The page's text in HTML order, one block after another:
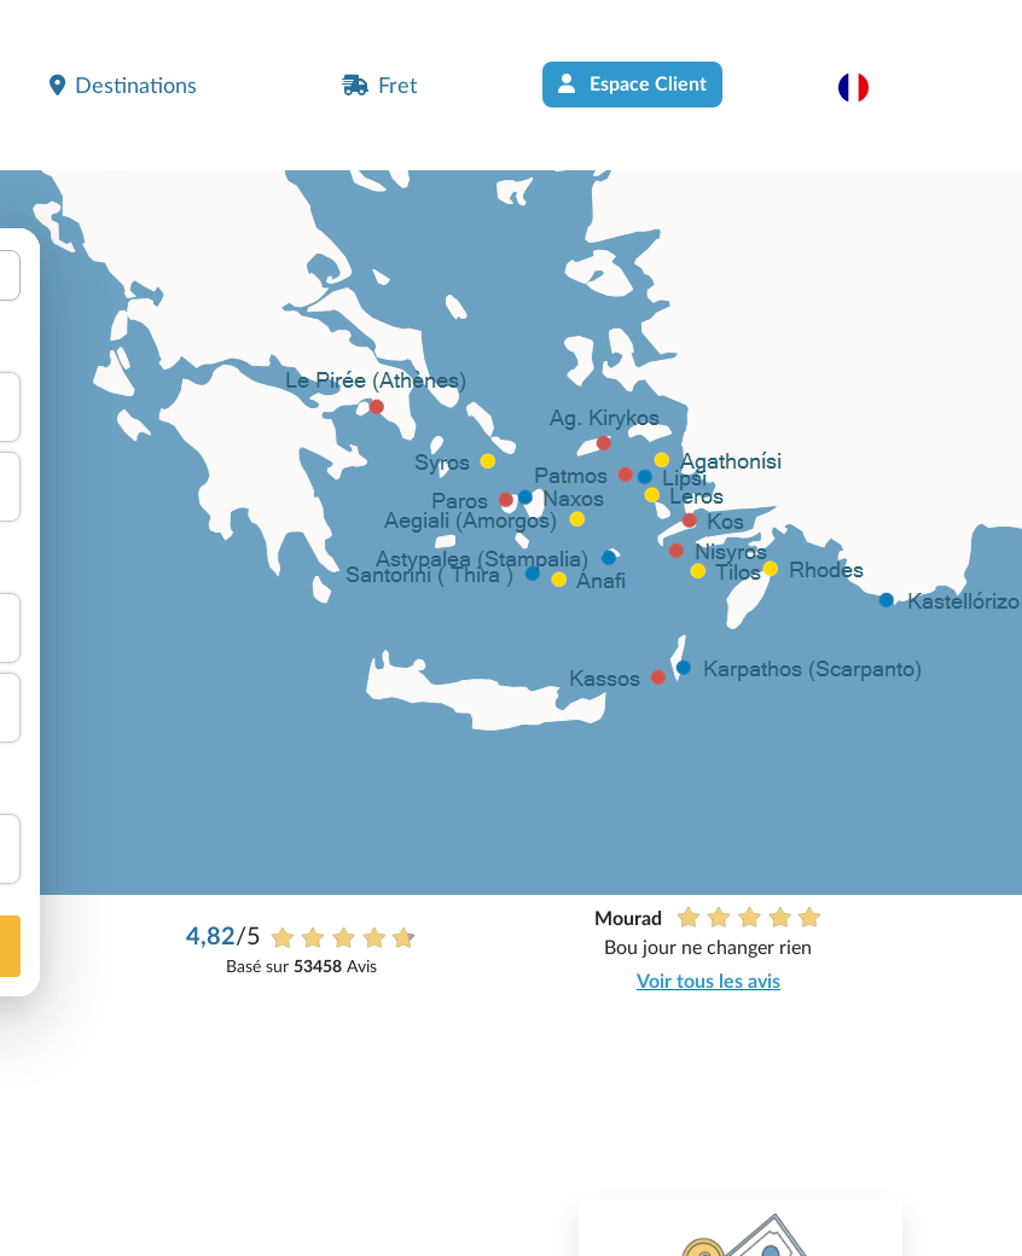
Destinations Fret Espace Client
4,82/5
Basé sur 53458Avis
Mourad
Bou jour ne changer rien
Voir tous les avis